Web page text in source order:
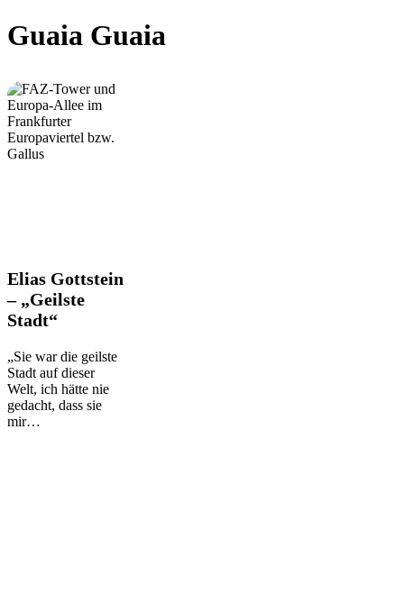
Guaia Guaia
Elias
Gottstein
–
„Geilste
Elias Gottstein
– „Geilste
Stadt“
„Sie war die geilste
Stadt auf dieser
Welt, ich hätte nie
gedacht, dass sie
mir…